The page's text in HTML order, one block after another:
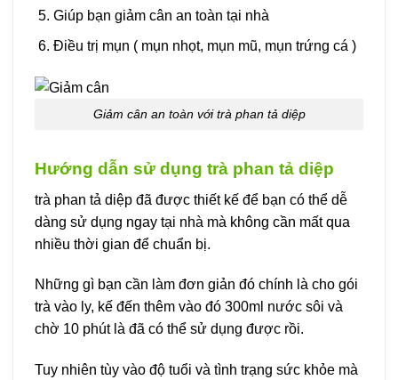
Giúp bạn giảm cân an toàn tại nhà
Điều trị mụn ( mụn nhọt, mụn mũ, mụn trứng cá )
Giảm cân an toàn với trà phan tả diệp
Hướng dẫn sử dụng trà phan tả diệp
trà phan tả diệp đã được thiết kế để bạn có thể dễ
dàng sử dụng ngay tại nhà mà không cần mất qua
nhiều thời gian để chuẩn bị.
Những gì bạn cần làm đơn giản đó chính là cho gói
trà vào ly, kế đến thêm vào đó 300ml nước sôi và
chờ 10 phút là đã có thể sử dụng được rồi.
Tuy nhiên tùy vào độ tuổi và tình trạng sức khỏe mà